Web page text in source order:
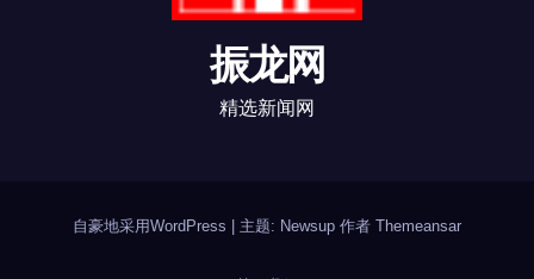
振龙网
精选新闻网
自豪地采用WordPress 主题: Newsup 作者 Themeansar